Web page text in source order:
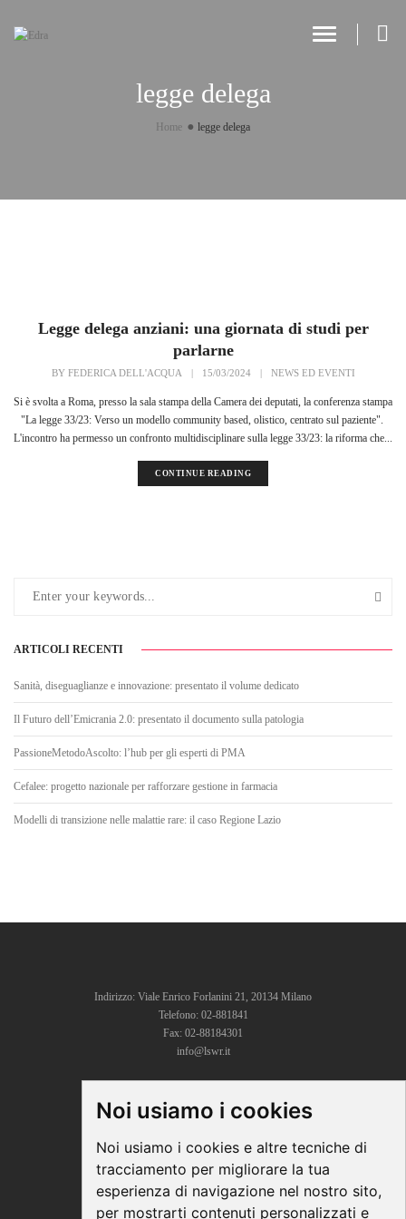
Noi usiamo i cookies
Noi usiamo i cookies e altre tecniche di
tracciamento per migliorare la tua
esperienza di navigazione nel nostro sito,
per mostrarti contenuti personalizzati e
Toggle
legge delega
Home legge delega
Legge delega anziani: una giornata di studi per
parlarne
BY FEDERICA DELL'ACQUA 15/03/2024 NEWS ED EVENTI
Si è svolta a Roma, presso la sala stampa della Camera dei deputati, la conferenza stampa
"La legge 33/23: Verso un modello community based, olistico, centrato sul paziente".
L'incontro ha permesso un confronto multidisciplinare sulla legge 33/23: la riforma che...
CONTINUE READING
ARTICOLI RECENTI
Sanità, diseguaglianze e innovazione: presentato il volume dedicato
Il Futuro dell’Emicrania 2.0: presentato il documento sulla patologia
PassioneMetodoAscolto: l’hub per gli esperti di PMA
Cefalee: progetto nazionale per rafforzare gestione in farmacia
Modelli di transizione nelle malattie rare: il caso Regione Lazio
Indirizzo: Viale Enrico Forlanini 21, 20134 Milano
Telefono: 02-881841
Fax: 02-88184301
info@lswr.it
CONNECT
Linkedin
Instagram
Youtube